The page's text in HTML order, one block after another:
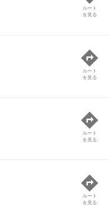
ルート
を見る
ルート
を見る
ルート
を見る
ルート
を見る